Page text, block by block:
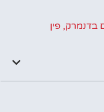
בדנמרק, פין